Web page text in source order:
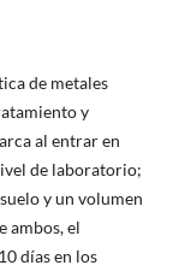
de metales
y
al entrar en
de laboratorio;
y un volumen
ambos, el
días en los